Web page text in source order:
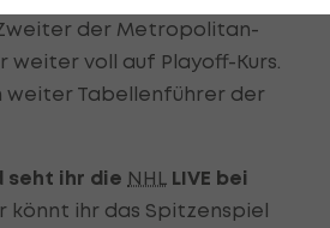
der Metropolitan-
weiter voll auf Playoff-Kurs.
weiter Tabellenführer der
seht ihr die NHL LIVE bei
könnt ihr das Spitzenspiel